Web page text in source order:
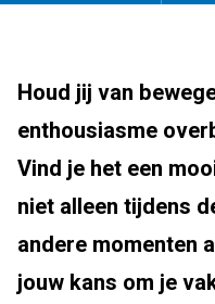
Houd jij van
enthousiasme
Vind je het een
niet alleen tijdens
andere momenten
jouw kans om je